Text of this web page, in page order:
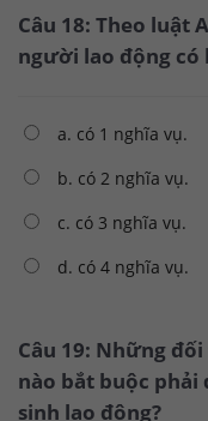
Câu 18: Theo luật
người lao động có
a. có 1 nghĩa vụ.
b. có 2 nghĩa vụ.
c. có 3 nghĩa vụ.
d. có 4 nghĩa vụ.
Câu 19: Những
nào bắt buộc phải
sinh lao động?